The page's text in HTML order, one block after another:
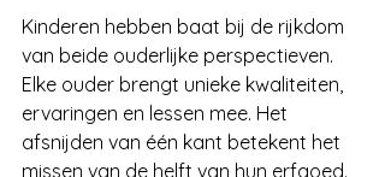
Kinderen hebben baat bij de rijkdom
van beide ouderlijke perspectieven.
Elke ouder brengt unieke kwaliteiten,
ervaringen en lessen mee. Het
afsnijden van één kant betekent het
missen van de helft van hun erfgoed.